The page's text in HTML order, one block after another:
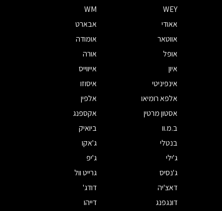
WEY
WM
אאודי
אבארט
אווטאר
אומודה
אופל
אורה
איון
אייווייס
אינפיניטי
איסוזו
אלפא רומיאו
אלפין
אסטון מרטין
אקספנג
ב.מ.וו
ביואיק
בנטלי
ג'אקו
ג'ילי
ג'יפ
ג'נסיס
גרייט וול
דאצ'יה
דודג'
דונגפנג
דייהו